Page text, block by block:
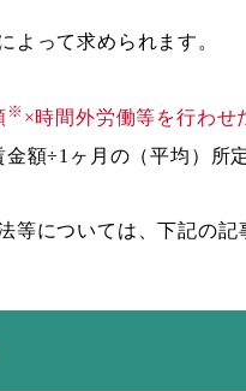
よって求められます。
※ ×時間外労働等を行わせ
額÷1ヶ月の（平均）所
等については、下記の記